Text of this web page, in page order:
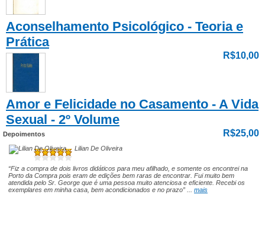
Aconselhamento Psicológico - Teoria e
Prática
R$10,00
Amor e Felicidade no Casamento - A Vida
Sexual - 2º Volume
R$25,00
Depoimentos
Lilian De Oliveira
“Fiz a compra de dois livros didáticos para meu afilhado, e somente os encontrei na
Porto da Compra pois eram de edições bem raras de encontrar. Fui muito bem
atendida pelo Sr. George que é uma pessoa muito atenciosa e eficiente. Recebi os
exemplares em minha casa, bem acondicionados e no prazo” ... mais